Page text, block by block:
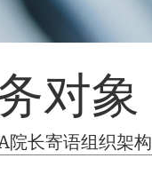
对象
院长寄语组织架构